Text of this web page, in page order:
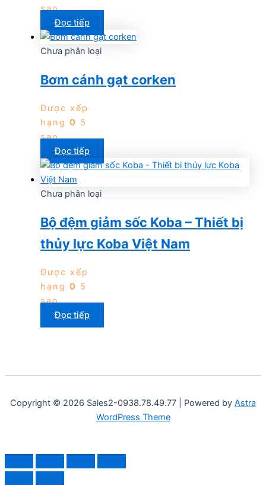
sao
Đọc tiếp
Chưa phân loại
Bơm cánh gạt corken
Được xếp
hạng 0 5
sao
Đọc tiếp
Chưa phân loại
Bộ đệm giảm sốc Koba – Thiết bị
thủy lực Koba Việt Nam
Được xếp
hạng 0 5
sao
Đọc tiếp
Copyright © 2026 Sales2-0938.78.49.77 | Powered by Astra
WordPress Theme